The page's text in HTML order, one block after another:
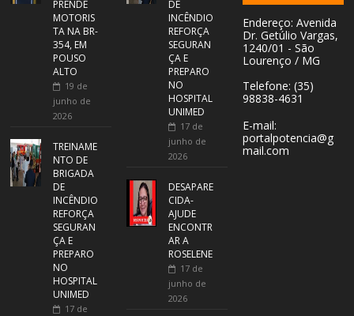
PRENDE
MOTORIS
TA NA BR-
354, EM
POUSO
ALTO
19 de
junho de
2026
TREINAME
NTO DE
BRIGADA
DE
INCÊNDIO
REFORÇA
SEGURAN
ÇA E
PREPARO
NO
HOSPITAL
UNIMED
17 de
DE
INCÊNDIO
REFORÇA
SEGURAN
ÇA E
PREPARO
NO
HOSPITAL
UNIMED
17 de
junho de
2026
DESAPARE
CIDA-
AJUDE
ENCONTR
AR A
ROSELENE
17 de
junho de
2026
Endereço: Avenida
Dr. Getúlio Vargas,
1240/01 - São
Lourenço / MG
Telefone: (35)
98838-4631
E-mail:
portalpotencia@g
mail.com